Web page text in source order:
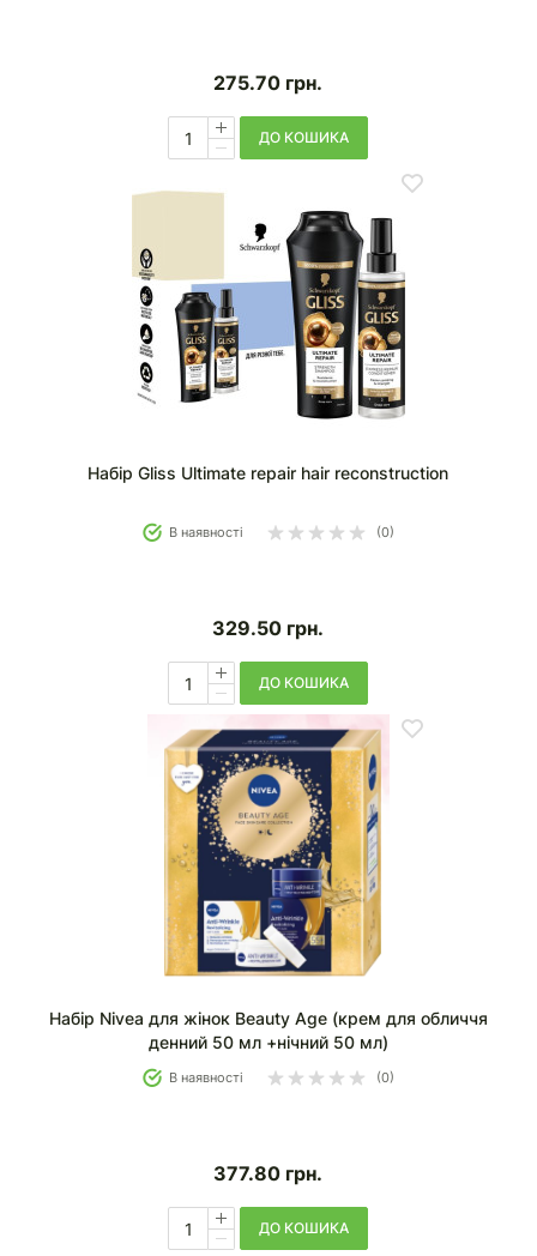
275.70 грн.
ДО КОШИКА
Набір Gliss Ultimate repair hair reconstruction
В наявності (0)
329.50 грн.
ДО КОШИКА
Набір Nivea для жінок Beauty Age (крем для обличчя
денний 50 мл +нічний 50 мл)
В наявності (0)
377.80 грн.
ДО КОШИКА